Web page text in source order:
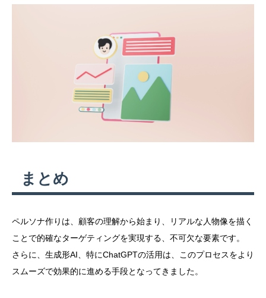
まとめ
ペルソナ作りは、顧客の理解から始まり、リアルな人物像を描く
ことで的確なターゲティングを実現する、不可欠な要素です。
さらに、生成形AI、特にChatGPTの活用は、このプロセスをより
スムーズで効果的に進める手段となってきました。